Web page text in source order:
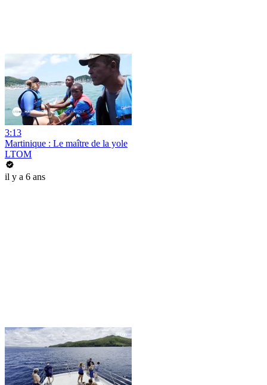
3:13
Martinique : Le maître de la yole
LTOM
il y a 6 ans